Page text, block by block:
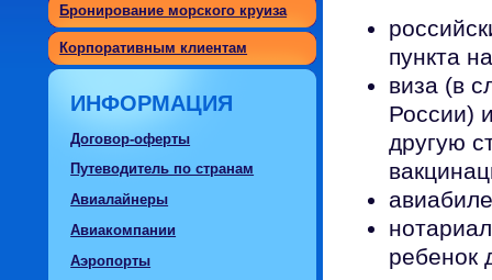
Бронирование морского круиза
Корпоративным клиентам
ИНФОРМАЦИЯ
Договор-оферты
Путеводитель по странам
Авиалайнеры
Авиакомпании
Аэропорты
пункта
виза (в
России)
другую
ребенок